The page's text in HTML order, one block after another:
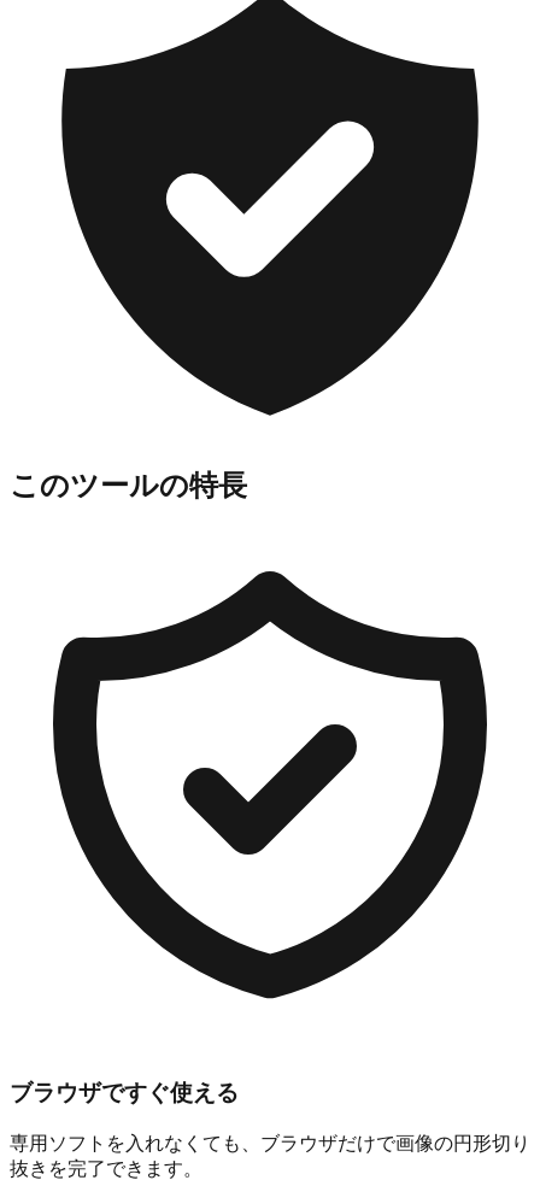
このツールの特長
ブラウザですぐ使える
専用ソフトを入れなくても、ブラウザだけで画像の円形切り
抜きを完了できます。